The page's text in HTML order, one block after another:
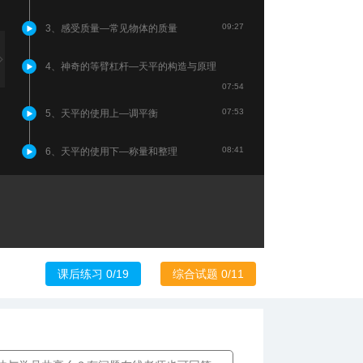
3、感受质量—常见物体的质量 09:27
4、神奇的等臂杠杆—天平的构造与原理
07:54
5、天平的使用上—调平衡 07:53
6、天平的使用下—称量和整理 08:41
课后练习 0/19 综合试题 0/11